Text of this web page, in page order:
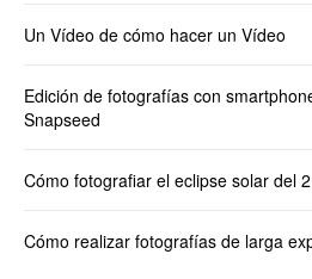
Un Vídeo de cómo hacer un Vídeo
Edición de fotografías con
Snapseed
Cómo fotografiar el eclipse solar del
Cómo realizar fotografías de larga